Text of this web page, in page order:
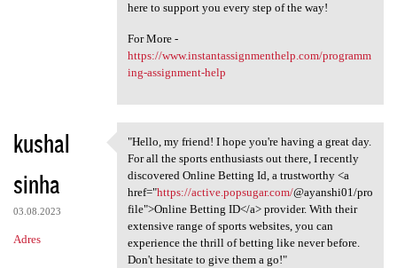
here to support you every step of the way!
For More -
https://www.instantassignmenthelp.com/programm
ing-assignment-help
kushal
sinha
03.08.2023
Adres
"Hello, my friend! I hope you
"Hello, my friend! I hope you're having a great day.
For all the sports enthusiasts out there, I recently
discovered Online Betting Id, a trustworthy <a
href="https://active.popsugar.com/@ayanshi01/pro
file">Online Betting ID</a> provider. With their
extensive range of sports websites, you can
experience the thrill of betting like never before.
Don't hesitate to give them a go!"